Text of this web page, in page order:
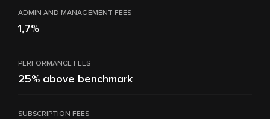
ADMIN AND MANAGEMENT FEES
1,7%
PERFORMANCE FEES
25% above benchmark
SUBSCRIPTION FEES